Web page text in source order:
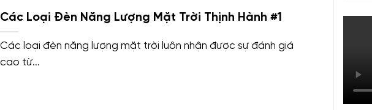
Các Loại Đèn Năng Lượng Mặt Trời Thịnh Hành #1
Các loại đèn năng lượng mặt trời luôn nhận được sự đánh giá
cao từ...